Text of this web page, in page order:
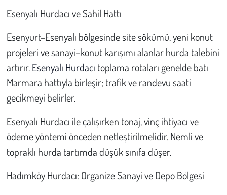
Esenyalı Hurdacı ve Sahil Hattı
Esenyurt–Esenyalı bölgesinde site sökümü, yeni konut
projeleri ve sanayi–konut karışımı alanlar hurda talebini
artırır.Esenyalı Hurdacı toplama rotaları genelde batı
Marmara hattıyla birleşir; trafik ve randevu saati
gecikmeyi belirler.
Esenyalı Hurdacı ile çalışırken tonaj, vinç ihtiyacı ve
ödeme yöntemi önceden netleştirilmelidir. Nemli ve
topraklı hurda tartımda düşük sınıfa düşer.
Hadımköy Hurdacı: Organize Sanayi ve Depo Bölgesi